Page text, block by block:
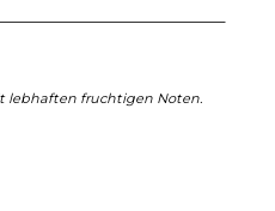
lebhaften fruchtigen Noten.